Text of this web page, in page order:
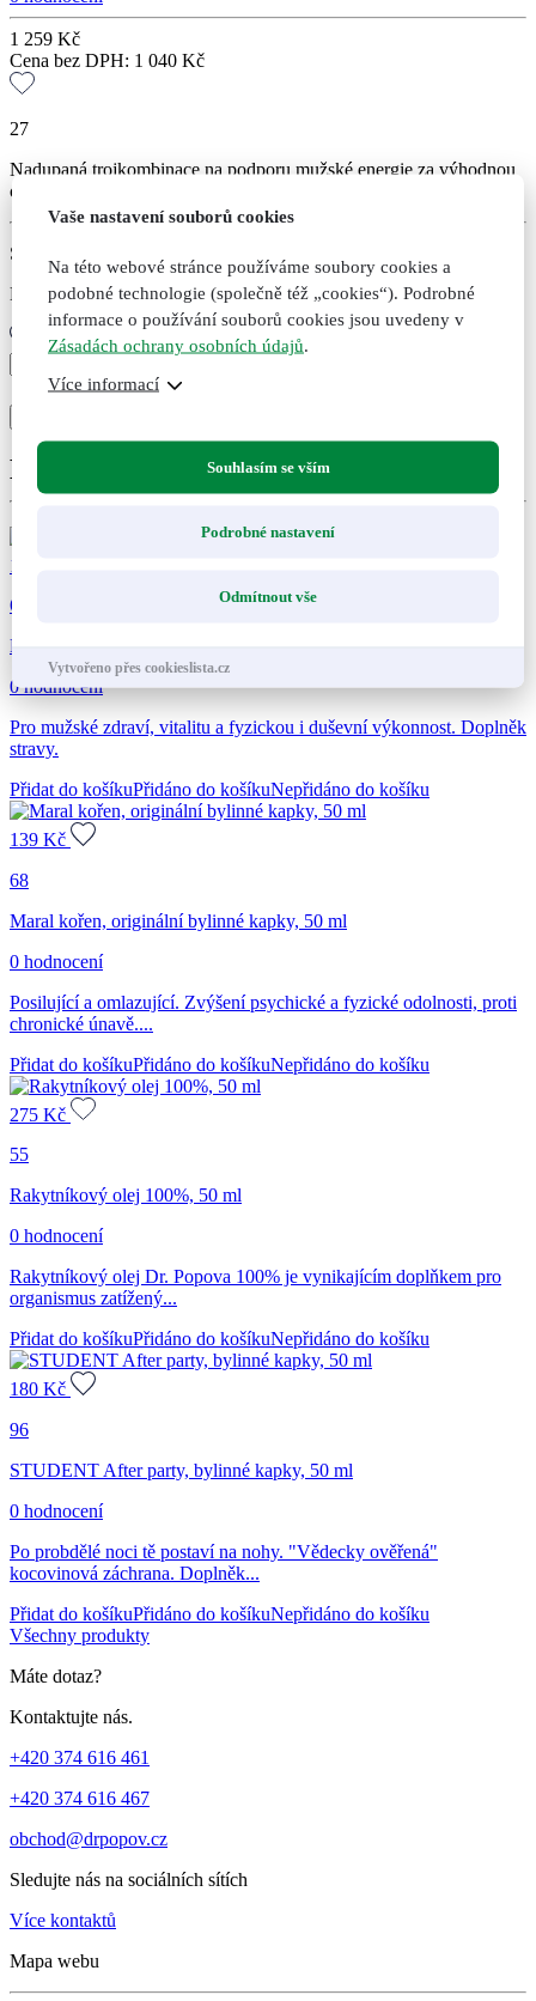
1 259 Kč
Cena bez DPH: 1 040 Kč
27
Nadupaná trojkombinace na podporu mužské energie za výhodnou
cenu.
Skladem
Expedujeme do druhého dne po uhrazení
booster
trojkombinace
množství
Doporučené kombinace
169
68
Fit muži 50+, originální bylinné kapky, 50 ml
0 hodnocení
Pro mužské zdraví, vitalitu a fyzickou i duševní výkonnost. Doplněk
stravy.
Přidat do košíkuPřidáno do košíkuNepřidáno do košíku
139 Kč
68
Maral kořen, originální bylinné kapky, 50 ml
0 hodnocení
Posilující a omlazující. Zvýšení psychické a fyzické odolnosti, proti
chronické únavě....
Přidat do košíkuPřidáno do košíkuNepřidáno do košíku
275 Kč
55
Rakytníkový olej 100%, 50 ml
0 hodnocení
Rakytníkový olej Dr. Popova 100% je vynikajícím doplňkem pro
organismus zatížený...
Přidat do košíkuPřidáno do košíkuNepřidáno do košíku
180 Kč
96
STUDENT After party, bylinné kapky, 50 ml
0 hodnocení
Po probdělé noci tě postaví na nohy. "Vědecky ověřená"
kocovinová záchrana. Doplněk...
Přidat do košíkuPřidáno do košíkuNepřidáno do košíku
Všechny produkty
Máte dotaz?
Kontaktujte nás.
+420 374 616 461
+420 374 616 467
obchod@drpopov.cz
Sledujte nás na sociálních sítích
Více kontaktů
Mapa webu
Vaše nastavení souborů cookies
Na této webové stránce používáme soubory cookies a
podobné technologie (společně též „cookies“). Podrobné
informace o používání souborů cookies jsou uvedeny v
Zásadách ochrany osobních údajů
Více informací
Souhlasím se vším
Podrobné nastavení
Odmítnout vše
Vytvořeno přes cookieslista.cz